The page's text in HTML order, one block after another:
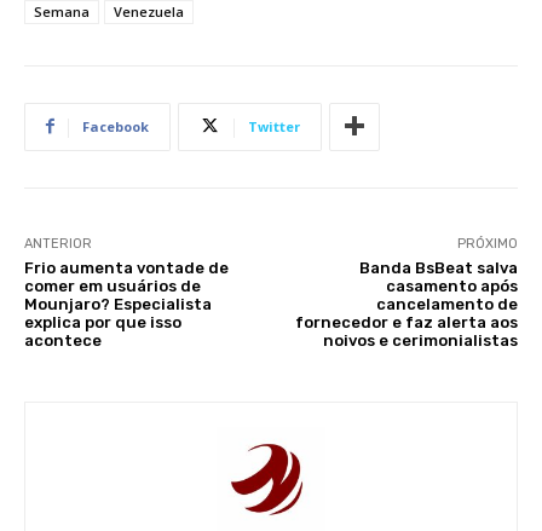
Semana
Venezuela
Facebook Twitter
ANTERIOR
Frio aumenta vontade de
comer em usuários de
Mounjaro? Especialista
explica por que isso
acontece
PRÓXIMO
Banda BsBeat salva
casamento após
cancelamento de
fornecedor e faz alerta aos
noivos e cerimonialistas